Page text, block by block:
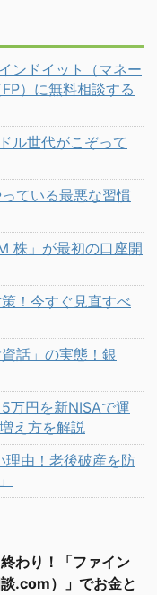
ンドイット（マネー
）に無料相談する
ル世代がこぞって
ている最悪な習慣
株」が最初の口座開
！今すぐ見直すべ
話」の実態！銀
万円を新NISAで運
え方を解説
理由！老後破産を防
わり！「ファイン
.com）」でお金と